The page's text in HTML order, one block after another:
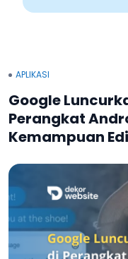
APLIKASI
Google
Perangkat
Kemampuan